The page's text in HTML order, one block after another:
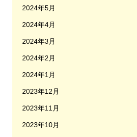
2024年5月
2024年4月
2024年3月
2024年2月
2024年1月
2023年12月
2023年11月
2023年10月